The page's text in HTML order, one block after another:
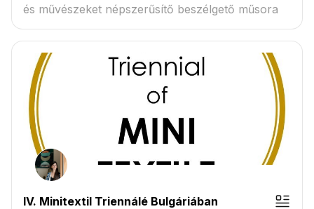
és művészeket népszerűsítő beszélgető műsora
IV. Minitextil Triennálé Bulgáriában